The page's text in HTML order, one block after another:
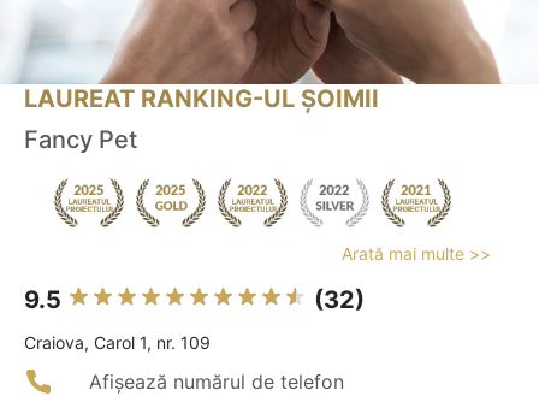
LAUREAT RANKING-UL ȘOIMII
Fancy Pet
Arată mai multe >>
9.5 (32)
Craiova, Carol 1, nr. 109
Afișează numărul de telefon